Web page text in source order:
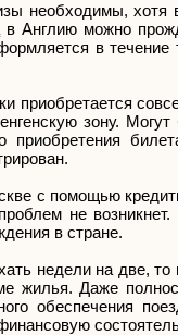
необходимы, хотя
в Англию можно
в
приобретается
зону.
приобретения
с помощью
не
в стране.
недели на две,
жилья. Даже
обеспечения